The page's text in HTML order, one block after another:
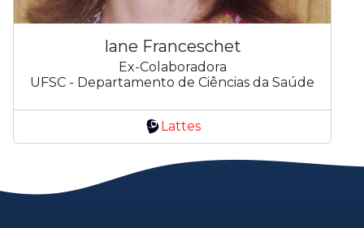
Iane Franceschet
Ex-Colaboradora
UFSC - Departamento de Ciências da Saúde
Lattes